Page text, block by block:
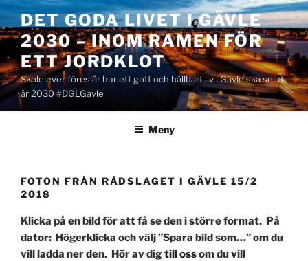
Hoppa
till
innehåll
DET GODA LIVET I GÄVLE
2030 – INOM RAMEN FÖR
ETT JORDKLOT
Skolelever föreslår hur ett gott och hållbart liv i Gävle ska se ut
år 2030 #DGLGavle
Meny
FOTON FRÅN RÅDSLAGET I GÄVLE 15/2
2018
Klicka på en bild för att få se den i större format. På
dator: Högerklicka och välj ”Spara bild som…” om du
vill ladda ner den. Hör av digtill ossom du vill